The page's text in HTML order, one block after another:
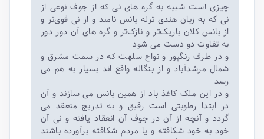
چیزی است شبیه به گره های نی که از جوف نوعی از
نی که به زبان هندی ترله بانس نامند و از نی قوی‌تر و
از بانس کلان باریک‌تر و نازک‌تر و گره های آن دور دور
به تفاوت دو دست می شود
و در طرف رنگپور و نواح سلهت که در سمت مشرق و
شمال مرشدآباد و از بنگاله واقع اند بسیار به هم می
رسد
و در این ملک کاغذ باد از همین بانس می سازند و آن
در ابتدا رطوبتی است رقیق و به تدریج منعقد می
گردد و آنچه از آن در جوف آن انعقاد یافته و نی آن
خود به خود شکافته و یا مردم شکافته برآورده باشند